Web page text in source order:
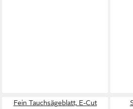
Fein Tauchsägeblatt, E-Cut